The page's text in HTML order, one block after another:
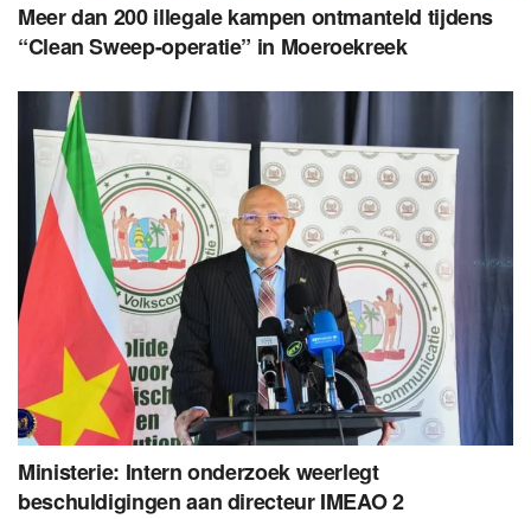
Meer dan 200 illegale kampen ontmanteld tijdens
“Clean Sweep-operatie” in Moeroekreek
Ministerie: Intern onderzoek weerlegt
beschuldigingen aan directeur IMEAO 2